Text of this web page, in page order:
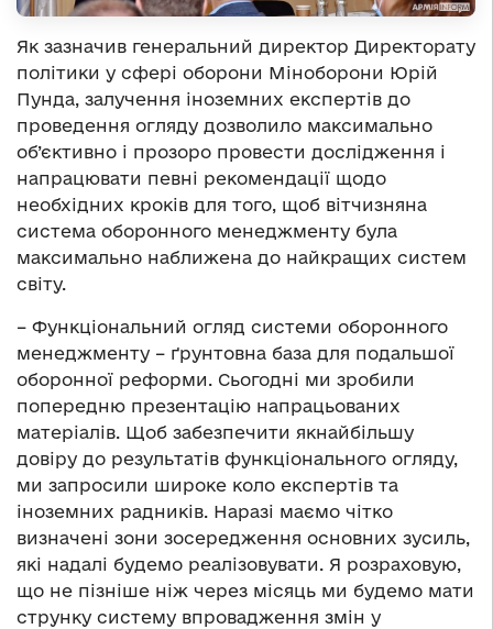
Як зазначив генеральний директор Директорату
політики у сфері оборони Міноборони Юрій
Пунда, залучення іноземних експертів до
проведення огляду дозволило максимально
об’єктивно і прозоро провести дослідження і
напрацювати певні рекомендації щодо
необхідних кроків для того, щоб вітчизняна
система оборонного менеджменту була
максимально наближена до найкращих систем
світу.
– Функціональний огляд системи оборонного
менеджменту – ґрунтовна база для подальшої
оборонної реформи. Сьогодні ми зробили
попередню презентацію напрацьованих
матеріалів. Щоб забезпечити якнайбільшу
довіру до результатів функціонального огляду,
ми запросили широке коло експертів та
іноземних радників. Наразі маємо чітко
визначені зони зосередження основних зусиль,
які надалі будемо реалізовувати. Я розраховую,
що не пізніше ніж через місяць ми будемо мати
струнку систему впровадження змін у